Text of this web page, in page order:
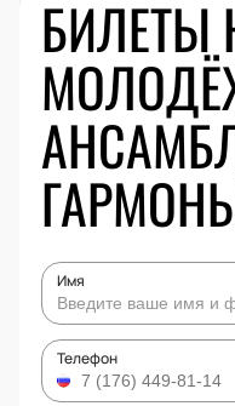
БИЛЕТЫ
Имя
Телефон